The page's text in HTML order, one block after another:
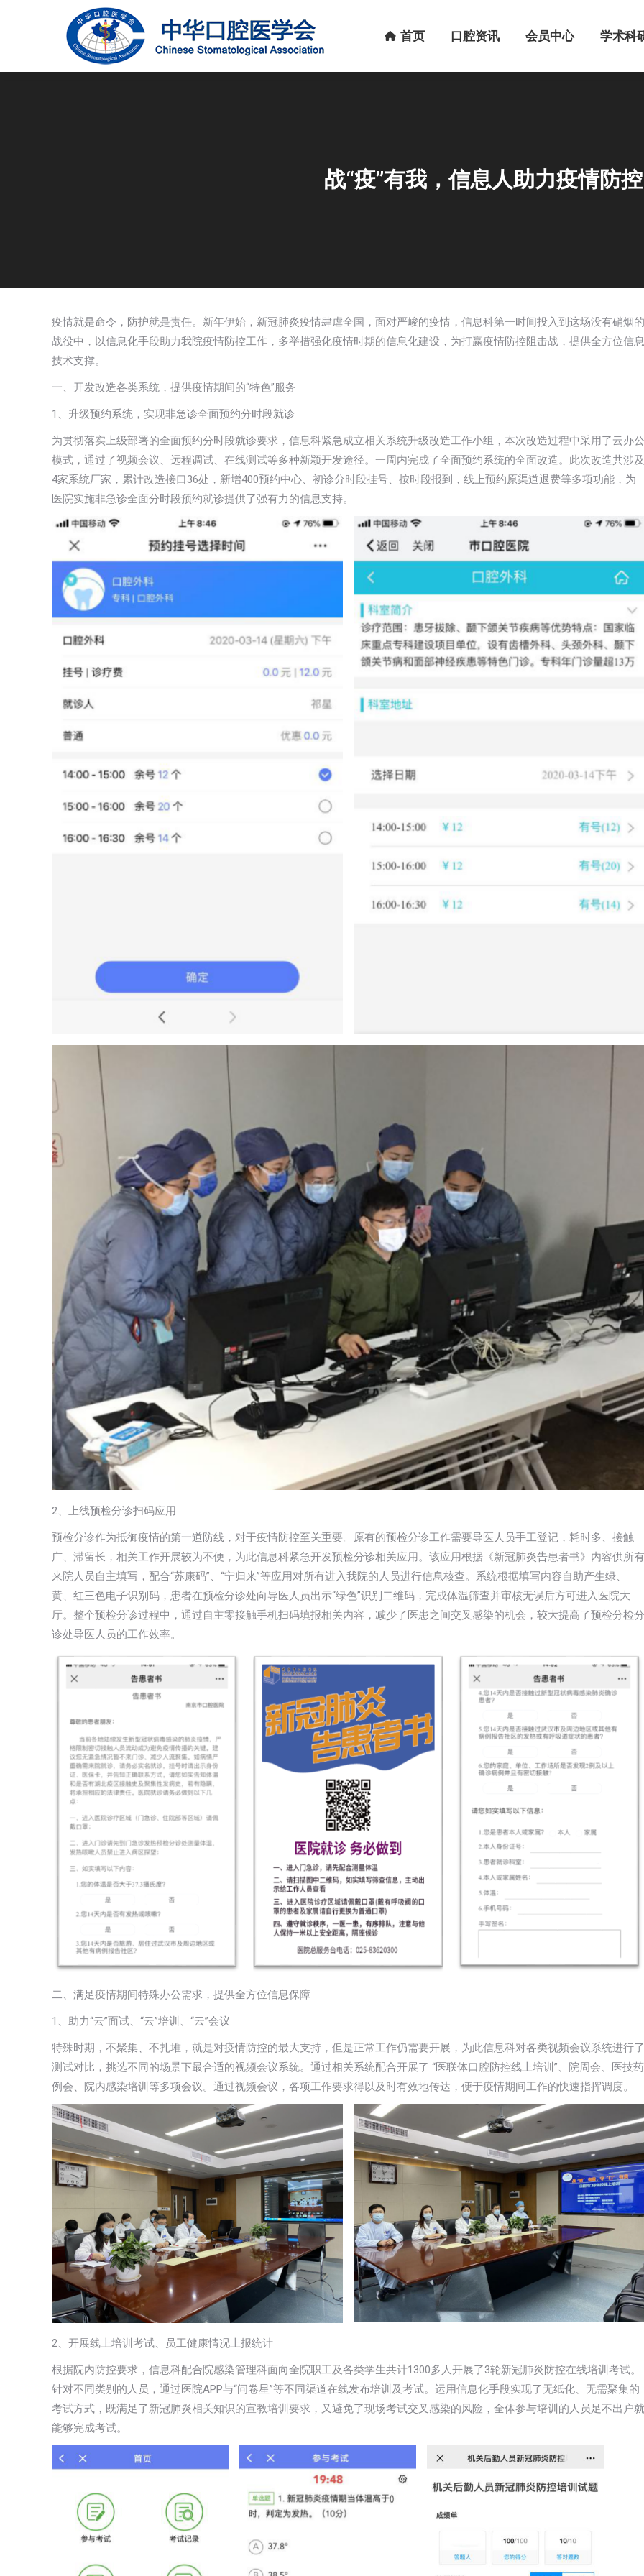
首页 口腔资讯 会员中心 学术科
战“疫”有我，信息人助力疫情防控
疫情就是命令，防护就是责任。新年伊始，新冠肺炎疫情肆虐全国，面对严峻的疫情，信息科第一时间投入到这场没有硝烟的
战役中，以信息化手段助力我院疫情防控工作，多举措强化疫情时期的信息化建设，为打赢疫情防控阻击战，提供全方位信息
技术支撑。
一、开发改造各类系统，提供疫情期间的“特色”服务
1、升级预约系统，实现非急诊全面预约分时段就诊
为贯彻落实上级部署的全面预约分时段就诊要求，信息科紧急成立相关系统升级改造工作小组，本次改造过程中采用了云办公
模式，通过了视频会议、远程调试、在线测试等多种新颖开发途径。一周内完成了全面预约系统的全面改造。此次改造共涉及
4家系统厂家，累计改造接口36处，新增400预约中心、初诊分时段挂号、按时段报到，线上预约原渠道退费等多项功能，为
医院实施非急诊全面分时段预约就诊提供了强有力的信息支持。
2、上线预检分诊扫码应用
预检分诊作为抵御疫情的第一道防线，对于疫情防控至关重要。原有的预检分诊工作需要导医人员手工登记，耗时多、接触
广、滞留长，相关工作开展较为不便，为此信息科紧急开发预检分诊相关应用。该应用根据《新冠肺炎告患者书》内容供所有
来院人员自主填写，配合“苏康码”、“宁归来”等应用对所有进入我院的人员进行信息核查。系统根据填写内容自助产生绿、
黄、红三色电子识别码，患者在预检分诊处向导医人员出示“绿色”识别二维码，完成体温筛查并审核无误后方可进入医院大
厅。整个预检分诊过程中，通过自主零接触手机扫码填报相关内容，减少了医患之间交叉感染的机会，较大提高了预检分检分
诊处导医人员的工作效率。
二、满足疫情期间特殊办公需求，提供全方位信息保障
1、助力“云”面试、“云”培训、“云”会议
特殊时期，不聚集、不扎堆，就是对疫情防控的最大支持，但是正常工作仍需要开展，为此信息科对各类视频会议系统进行了
测试对比，挑选不同的场景下最合适的视频会议系统。通过相关系统配合开展了 “医联体口腔防控线上培训”、院周会、医技药
例会、院内感染培训等多项会议。通过视频会议，各项工作要求得以及时有效地传达，便于疫情期间工作的快速指挥调度。
2、开展线上培训考试、员工健康情况上报统计
根据院内防控要求，信息科配合院感染管理科面向全院职工及各类学生共计1300多人开展了3轮新冠肺炎防控在线培训考试。
针对不同类别的人员，通过医院APP与“问卷星”等不同渠道在线发布培训及考试。运用信息化手段实现了无纸化、无需聚集的
考试方式，既满足了新冠肺炎相关知识的宣教培训要求，又避免了现场考试交叉感染的风险，全体参与培训的人员足不出户就
能够完成考试。